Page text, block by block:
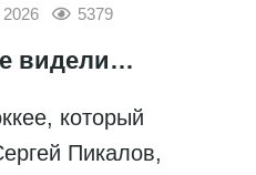
5379
видели…
который
Пикалов,